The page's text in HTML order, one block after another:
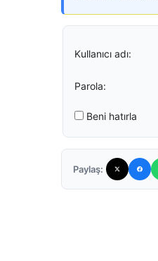
Kullanıcı adı:
Parola:
Beni hatırla
Paylaş: